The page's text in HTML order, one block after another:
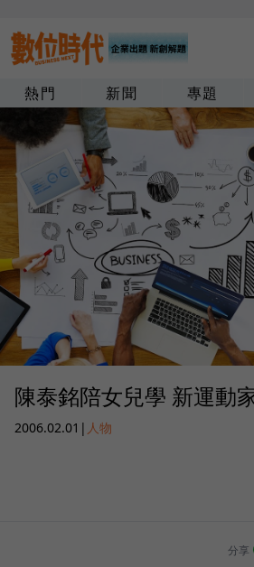
熱門 新聞 專題
陳泰銘陪女兒學 新運動
2006.02.01 | 人物
分享